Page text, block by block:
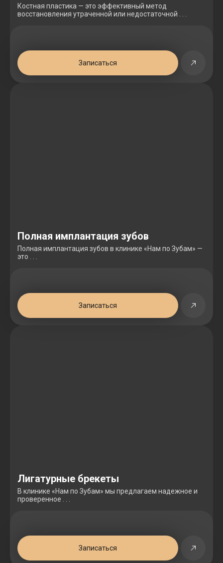
Костная пластика — это эффективный метод
восстановления утраченной или недостаточной . . .
Записаться
Полная имплантация зубов
Полная имплантация зубов в клинике «Нам по Зубам» —
это . . .
Записаться
Лигатурные брекеты
В клинике «Нам по Зубам» мы предлагаем надежное и
проверенное . . .
Записаться